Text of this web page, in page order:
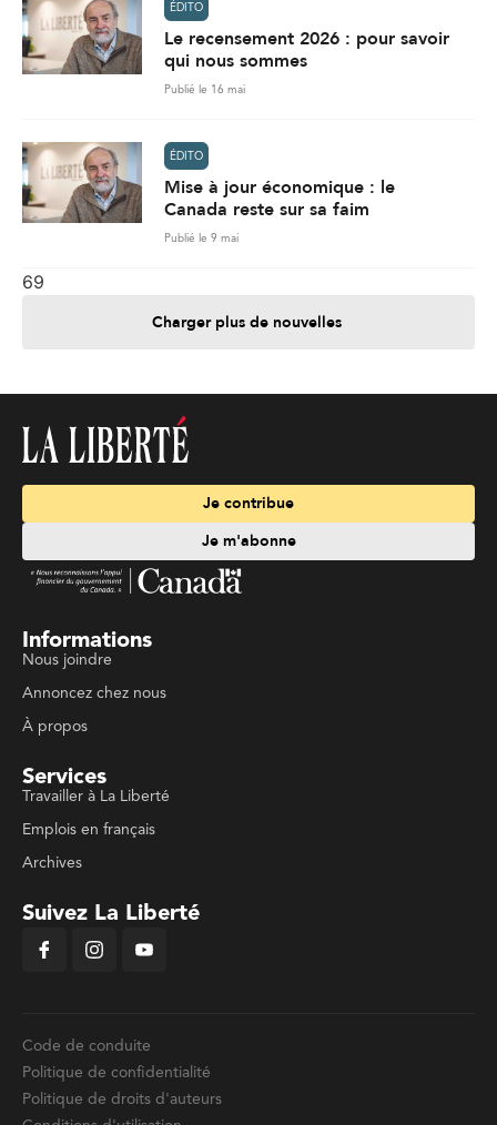
ÉDITO
Le recensement 2026 : pour savoir
qui nous sommes
Publié le 16 mai
ÉDITO
Mise à jour économique : le
Canada reste sur sa faim
Publié le 9 mai
69
Charger plus de nouvelles
Je contribue
Je m'abonne
Informations
Nous joindre
Annoncez chez nous
À propos
Services
Travailler à La Liberté
Emplois en français
Archives
Suivez La Liberté
Code de conduite
Politique de confidentialité
Politique de droits d'auteurs